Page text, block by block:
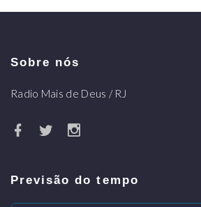
Sobre nós
Radio Mais de Deus / RJ
Previsão do tempo